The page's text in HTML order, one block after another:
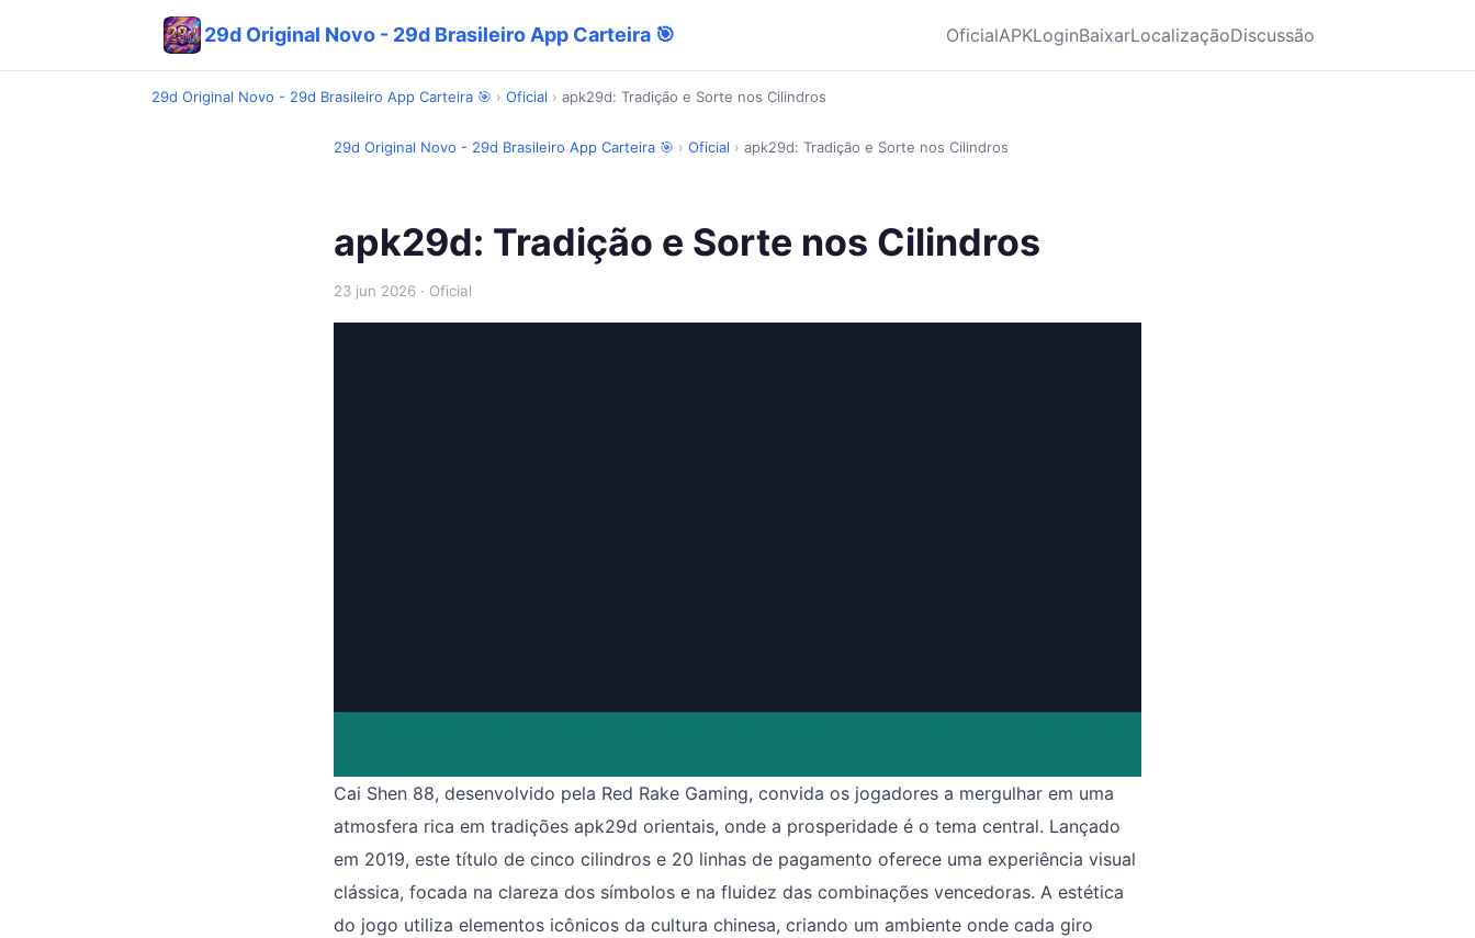
29d Original Novo - 29d Brasileiro App Carteira 🎯 OficialAPKLoginBaixarLocalizaçãoDiscussão
29d Original Novo - 29d Brasileiro App Carteira 🎯 › Oficial › apk29d: Tradição e Sorte nos Cilindros
29d Original Novo - 29d Brasileiro App Carteira 🎯 › Oficial › apk29d: Tradição e Sorte nos Cilindros
apk29d: Tradição e Sorte nos Cilindros
23 jun 2026 · Oficial
Cai Shen 88, desenvolvido pela Red Rake Gaming, convida os jogadores a mergulhar em uma
atmosfera rica em tradições apk29d orientais, onde a prosperidade é o tema central. Lançado
em 2019, este título de cinco cilindros e 20 linhas de pagamento oferece uma experiência visual
clássica, focada na clareza dos símbolos e na fluidez das combinações vencedoras. A estética
do jogo utiliza elementos icônicos da cultura chinesa, criando um ambiente onde cada giro